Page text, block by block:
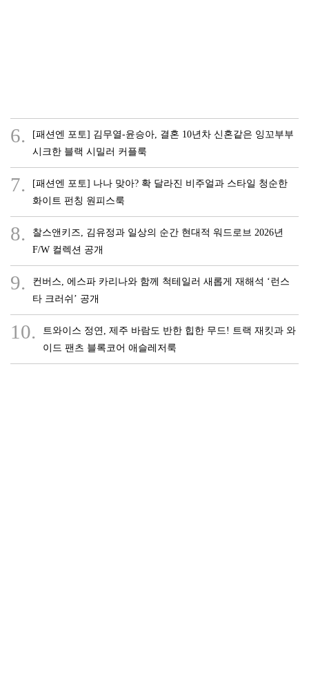
6.
[패션엔 포토] 김무열-윤승아, 결혼 10년차 신혼같은 잉꼬부부
시크한 블랙 시밀러 커플룩
7.
[패션엔 포토] 나나 맞아? 확 달라진 비주얼과 스타일 청순한
화이트 펀칭 원피스룩
8.
찰스앤키즈, 김유정과 일상의 순간 현대적 워드로브 2026년
F/W 컬렉션 공개
9.
컨버스, 에스파 카리나와 함께 척테일러 새롭게 재해석 ‘런스
타 크러쉬’ 공개
10.
트와이스 정연, 제주 바람도 반한 힙한 무드! 트랙 재킷과 와
이드 팬츠 블록코어 애슬레저룩